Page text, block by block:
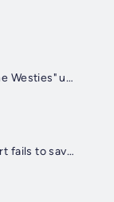
Das vielgewünschte "Furious", "The Westies" und "The Bombing of Pan Am 103"
Der Geheimtipp "Kabul" und "Stuart fails to save the Universe" erweitert das "Big Bang Theory"-Universum